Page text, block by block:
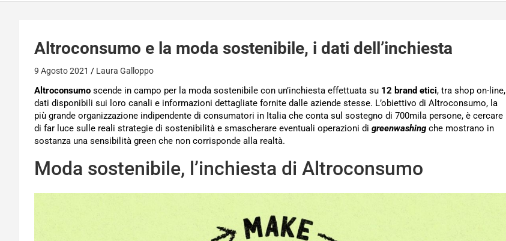
Altroconsumo e la moda sostenibile, i dati dell’inchiesta
9 Agosto 2021 Laura Galloppo
Altroconsumo scende in campo per la moda sostenibile con un’inchiesta effettuata su 12 brand etici, tra shop on-line,
dati disponibili sui loro canali e informazioni dettagliate fornite dalle aziende stesse. L’obiettivo di Altroconsumo, la
più grande organizzazione indipendente di consumatori in Italia che conta sul sostegno di 700mila persone, è cercare
di far luce sulle reali strategie di sostenibilità e smascherare eventuali operazioni di greenwashing che mostrano in
sostanza una sensibilità green che non corrisponde alla realtà.
Moda sostenibile, l’inchiesta di Altroconsumo